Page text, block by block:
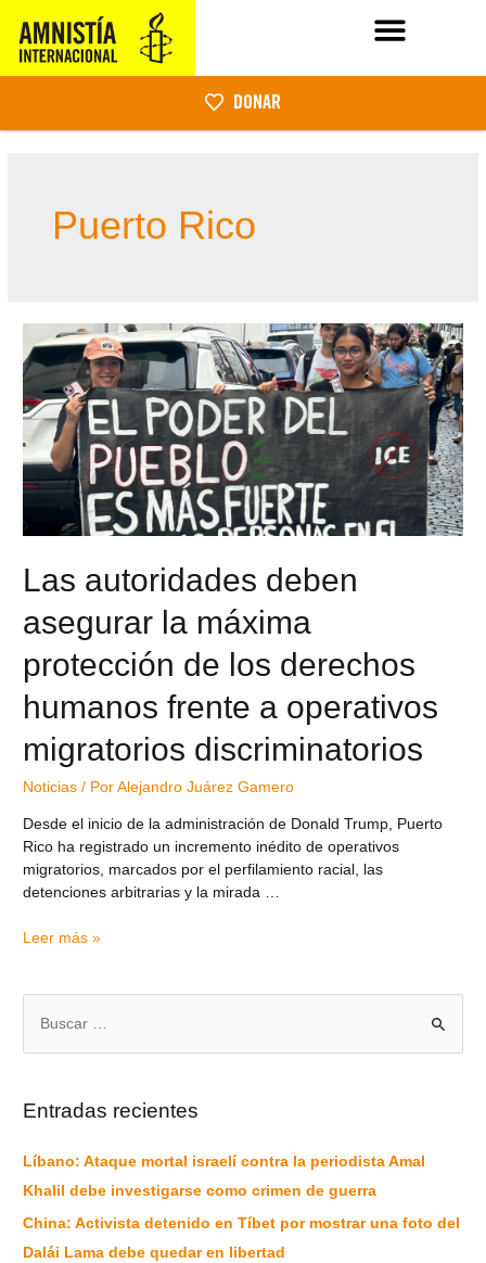
DONAR
Puerto Rico
Las autoridades deben
asegurar la máxima
protección de los derechos
humanos frente a operativos
migratorios discriminatorios
Noticias / PorAlejandro Juárez Gamero
Desde el inicio de la administración de Donald Trump, Puerto
Rico ha registrado un incremento inédito de operativos
migratorios, marcados por el perfilamiento racial, las
detenciones arbitrarias y la mirada …
Leer más »
Entradas recientes
Líbano: Ataque mortal israelí contra la periodista Amal
Khalil debe investigarse como crimen de guerra
China: Activista detenido en Tíbet por mostrar una foto del
Dalái Lama debe quedar en libertad